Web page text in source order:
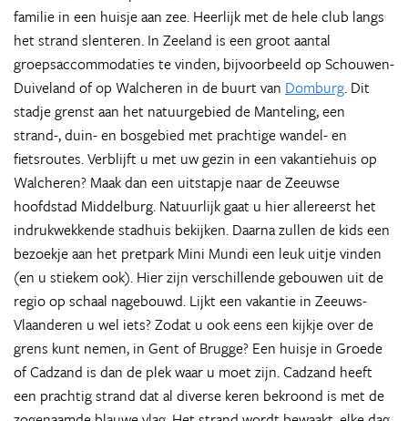
familie in een huisje aan zee. Heerlijk met de hele club langs
het strand slenteren. In Zeeland is een groot aantal
groepsaccommodaties te vinden, bijvoorbeeld op Schouwen-
Duiveland of op Walcheren in de buurt van Domburg. Dit
stadje grenst aan het natuurgebied de Manteling, een
strand-, duin- en bosgebied met prachtige wandel- en
fietsroutes. Verblijft u met uw gezin in een vakantiehuis op
Walcheren? Maak dan een uitstapje naar de Zeeuwse
hoofdstad Middelburg. Natuurlijk gaat u hier allereerst het
indrukwekkende stadhuis bekijken. Daarna zullen de kids een
bezoekje aan het pretpark Mini Mundi een leuk uitje vinden
(en u stiekem ook). Hier zijn verschillende gebouwen uit de
regio op schaal nagebouwd. Lijkt een vakantie in Zeeuws-
Vlaanderen u wel iets? Zodat u ook eens een kijkje over de
grens kunt nemen, in Gent of Brugge? Een huisje in Groede
of Cadzand is dan de plek waar u moet zijn. Cadzand heeft
een prachtig strand dat al diverse keren bekroond is met de